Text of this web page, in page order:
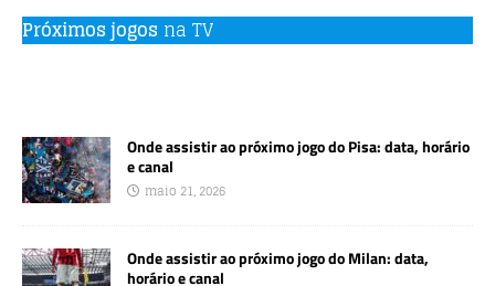
Próximos jogos na TV
Onde assistir ao próximo jogo do Pisa: data, horário
e canal
maio 21, 2026
Onde assistir ao próximo jogo do Milan: data,
horário e canal